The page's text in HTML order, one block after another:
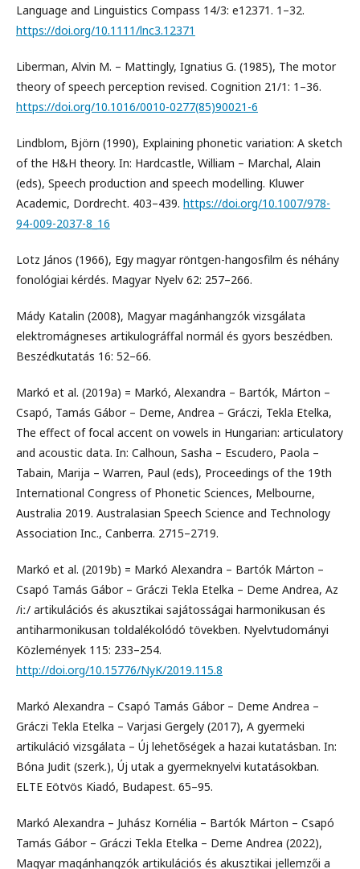
Language and Linguistics Compass 14/3: e12371. 1–32.
https://doi.org/10.1111/lnc3.12371
Liberman, Alvin M. – Mattingly, Ignatius G. (1985), The motor
theory of speech perception revised. Cognition 21/1: 1–36.
https://doi.org/10.1016/0010-0277(85)90021-6
Lindblom, Björn (1990), Explaining phonetic variation: A sketch
of the H&H theory. In: Hardcastle, William – Marchal, Alain
(eds), Speech production and speech modelling. Kluwer
Academic, Dordrecht. 403–439. https://doi.org/10.1007/978-
94-009-2037-8_16
Lotz János (1966), Egy magyar röntgen-hangosfilm és néhány
fonológiai kérdés. Magyar Nyelv 62: 257–266.
Mády Katalin (2008), Magyar magánhangzók vizsgálata
elektromágneses artikulográffal normál és gyors beszédben.
Beszédkutatás 16: 52–66.
Markó et al. (2019a) = Markó, Alexandra – Bartók, Márton –
Csapó, Tamás Gábor – Deme, Andrea – Gráczi, Tekla Etelka,
The effect of focal accent on vowels in Hungarian: articulatory
and acoustic data. In: Calhoun, Sasha – Escudero, Paola –
Tabain, Marija – Warren, Paul (eds), Proceedings of the 19th
International Congress of Phonetic Sciences, Melbourne,
Australia 2019. Australasian Speech Science and Technology
Association Inc., Canberra. 2715–2719.
Markó et al. (2019b) = Markó Alexandra – Bartók Márton –
Csapó Tamás Gábor – Gráczi Tekla Etelka – Deme Andrea, Az
/iː/ artikulációs és akusztikai sajátosságai harmonikusan és
antiharmonikusan toldalékolódó tövekben. Nyelvtudományi
Közlemények 115: 233–254.
http://doi.org/10.15776/NyK/2019.115.8
Markó Alexandra – Csapó Tamás Gábor – Deme Andrea –
Gráczi Tekla Etelka – Varjasi Gergely (2017), A gyermeki
artikuláció vizsgálata – Új lehetőségek a hazai kutatásban. In:
Bóna Judit (szerk.), Új utak a gyermeknyelvi kutatásokban.
ELTE Eötvös Kiadó, Budapest. 65–95.
Markó Alexandra – Juhász Kornélia – Bartók Márton – Csapó
Tamás Gábor – Gráczi Tekla Etelka – Deme Andrea (2022),
Magyar magánhangzók artikulációs és akusztikai jellemzői a